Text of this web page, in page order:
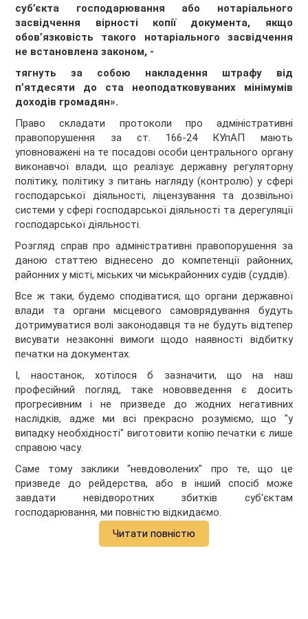
суб’єкта господарювання або нотаріального
засвідчення вірності копії документа, якщо
обов’язковість такого нотаріального засвідчення
не встановлена законом, -
тягнуть за собою накладення штрафу від
п’ятдесяти до ста неоподатковуваних мінімумів
доходів громадян».
Право складати протоколи про адміністративні
правопорушення за ст. 166-24 КУпАП мають
уповноважені на те посадові особи центрального органу
виконавчої влади, що реалізує державну регуляторну
політику, політику з питань нагляду (контролю) у сфері
господарської діяльності, ліцензування та дозвільної
системи у сфері господарської діяльності та дерегуляції
господарської діяльності.
Розгляд справ про адміністративні правопорушення за
даною статтею віднесено до компетенції районних,
районних у місті, міських чи міськрайонних судів (суддів).
Все ж таки, будемо сподіватися, що органи державної
влади та органи місцевого самоврядування будуть
дотримуватися волі законодавця та не будуть відтепер
висувати незаконні вимоги щодо наявності відбитку
печатки на документах.
І, наостанок, хотілося б зазначити, що на наш
професійний погляд, таке нововведення є досить
прогресивним і не призведе до жодних негативних
наслідків, адже ми всі прекрасно розуміємо, що "у
випадку необхідності" виготовити копію печатки є лише
справою часу.
Саме тому заклики "невдоволених" про те, що це
призведе до рейдерства, або в інший спосіб може
завдати невідворотних збитків суб'єктам
господарювання, ми повністю відкидаємо.
Читати повністю